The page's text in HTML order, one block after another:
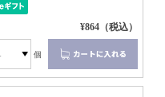
¥864（税込）
個